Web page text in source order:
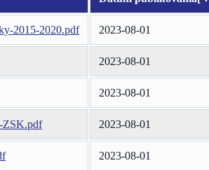
2015-2020.pdf 2023-08-01
2023-08-01
2023-08-01
ZSK.pdf 2023-08-01
2023-08-01